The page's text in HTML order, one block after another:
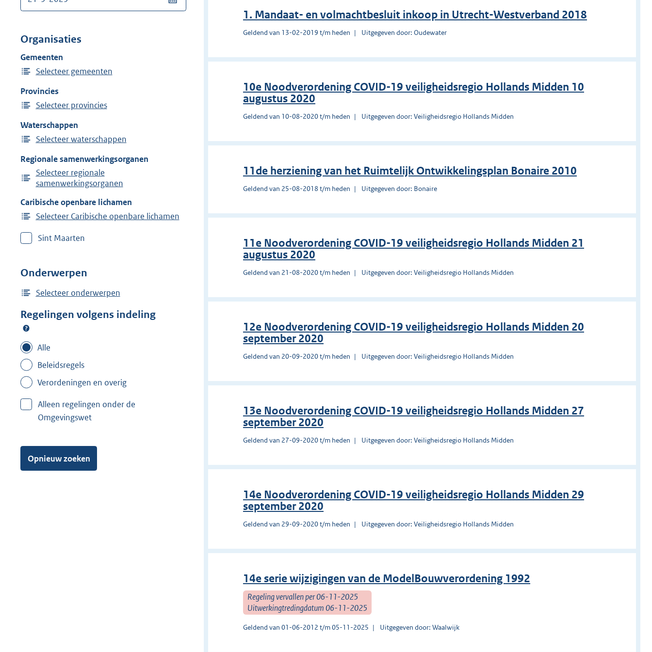
Organisaties
Gemeenten
Selecteer gemeenten
Provincies
Selecteer provincies
Waterschappen
Selecteer waterschappen
Regionale samenwerkingsorganen
Selecteer regionale
samenwerkingsorganen
Caribische openbare lichamen
Selecteer Caribische openbare lichamen
Sint Maarten
Onderwerpen
Selecteer onderwerpen
Regelingen volgens indeling
Alle
Beleidsregels
Verordeningen en overig
Alleen regelingen onder de
Omgevingswet
Opnieuw zoeken
1. Mandaat- en volmachtbesluit inkoop in Utrecht-Westverband 2018
Geldend van 13-02-2019 t/m heden Uitgegeven door: Oudewater
10e Noodverordening COVID-19 veiligheidsregio Hollands Midden 10
augustus 2020
Geldend van 10-08-2020 t/m heden Uitgegeven door: Veiligheidsregio Hollands Midden
11de herziening van het Ruimtelijk Ontwikkelingsplan Bonaire 2010
Geldend van 25-08-2018 t/m heden Uitgegeven door: Bonaire
11e Noodverordening COVID-19 veiligheidsregio Hollands Midden 21
augustus 2020
Geldend van 21-08-2020 t/m heden Uitgegeven door: Veiligheidsregio Hollands Midden
12e Noodverordening COVID-19 veiligheidsregio Hollands Midden 20
september 2020
Geldend van 20-09-2020 t/m heden Uitgegeven door: Veiligheidsregio Hollands Midden
13e Noodverordening COVID-19 veiligheidsregio Hollands Midden 27
september 2020
Geldend van 27-09-2020 t/m heden Uitgegeven door: Veiligheidsregio Hollands Midden
14e Noodverordening COVID-19 veiligheidsregio Hollands Midden 29
september 2020
Geldend van 29-09-2020 t/m heden Uitgegeven door: Veiligheidsregio Hollands Midden
14e serie wijzigingen van de ModelBouwverordening 1992
Regeling vervallen per 06-11-2025
Uitwerkingtredingdatum 06-11-2025
Geldend van 01-06-2012 t/m 05-11-2025 Uitgegeven door: Waalwijk